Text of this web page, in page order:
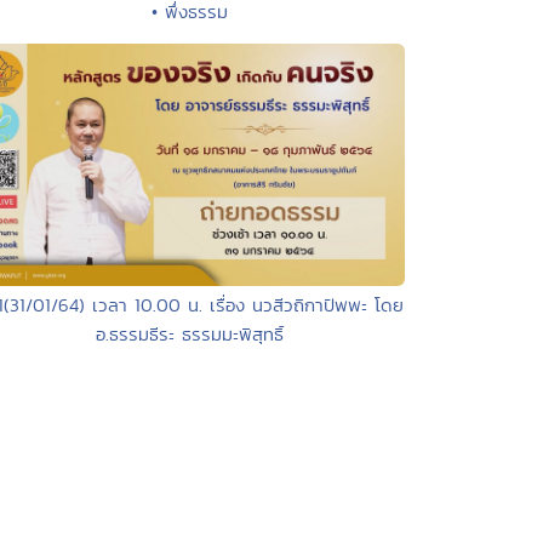
• พึ่งธรรม
01/64) เวลา 10.00 น. เรื่อง นวสีวถิกาปัพพะ โดย
อ.ธรรมธีระ ธรรมมะพิสุทธิ์